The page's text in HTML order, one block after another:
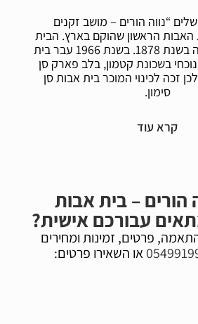
“נווה הורים – מושב זקנים
האבות הראשון שהוקם בארץ. הבית
נוסד בעיר העתיקה בשנת 1878. בשנת 1966 עבר בית
בשכונת קטמון, בלב פארק סן
זכה לכינוי המוכר בית אבות סן
סימון.
"נווה הורים" היא נעימה ומזמינה,
בחוץ, עובדים, דיירים, מבקרים.
של הנכנס לבית אבות נווה הורים,
במתחם אלגנטי לאנשים בגיל
המבוגר.
ירושלמי של שלוש קומות. בית אבות
לשני דיירים, גם בדיור לעצמאים
סיעודיות ולאנשים החיים עם
הורים – בית אבות
עבורכם אישית?
פרטים, זמינות ומחירים
או השאירו פרטים: